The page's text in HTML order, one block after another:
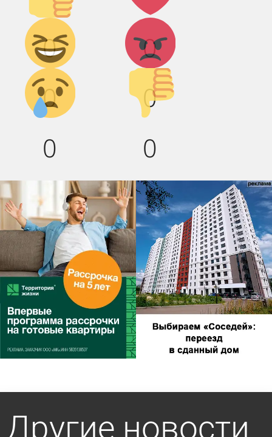
0 0
Дикий
смех!
0
Агрессия!
0
Грусть :(
0
Палец
вниз!
0
Другие новости